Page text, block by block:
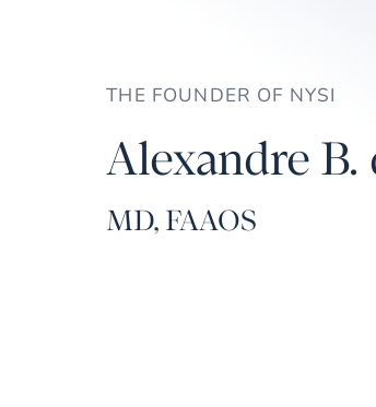
THE FOUNDER OF NYSI
Alexandre
MD, FAAOS